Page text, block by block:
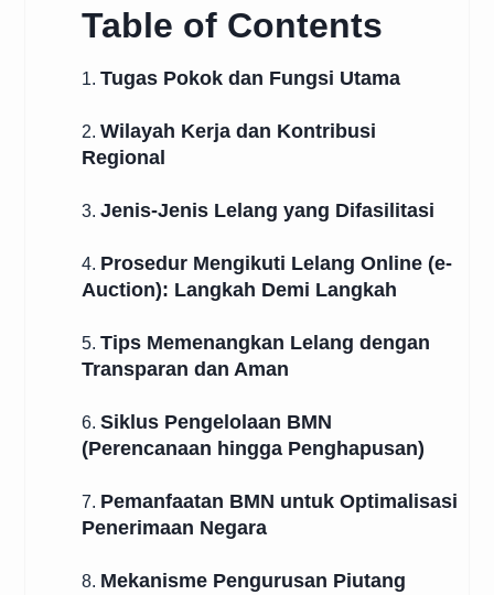
Table of Contents
1. Tugas Pokok dan Fungsi Utama
2. Wilayah Kerja dan Kontribusi
Regional
3. Jenis-Jenis Lelang yang Difasilitasi
4. Prosedur Mengikuti Lelang Online (e-
Auction): Langkah Demi Langkah
5. Tips Memenangkan Lelang dengan
Transparan dan Aman
6. Siklus Pengelolaan BMN
(Perencanaan hingga Penghapusan)
7. Pemanfaatan BMN untuk Optimalisasi
Penerimaan Negara
8. Mekanisme Pengurusan Piutang